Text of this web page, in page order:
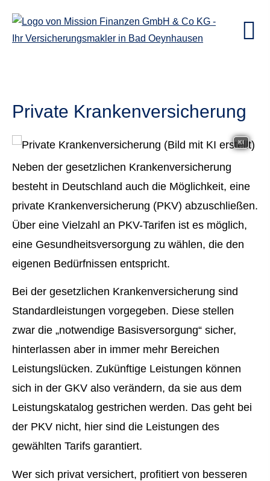
Private Kranken­ver­si­che­rung
KI
Neben der gesetzlichen Kranken­ver­si­che­rung
besteht in Deutschland auch die Möglichkeit, eine
private Kranken­ver­si­che­rung (PKV) abzuschließen.
Über eine Vielzahl an PKV-Tarifen ist es möglich,
eine Gesundheitsversorgung zu wählen, die den
eigenen Bedürfnissen entspricht.
Bei der gesetzlichen Kranken­ver­si­che­rung sind
Standardleistungen vorgegeben. Diese stellen
zwar die „notwendige Basisversorgung“ sicher,
hinterlassen aber in immer mehr Bereichen
Leistungslücken. Zukünftige Leistungen können
sich in der GKV also verändern, da sie aus dem
Leistungskatalog gestrichen werden. Das geht bei
der PKV nicht, hier sind die Leistungen des
gewählten Tarifs garantiert.
Wer sich privat versichert, profitiert von besseren